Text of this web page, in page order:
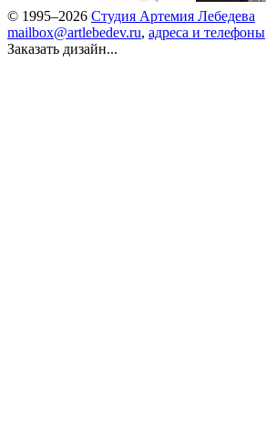
© 1995–2026 Студия Артемия Лебедева
mailbox@artlebedev.ru, адреса и телефоны
Заказать дизайн...